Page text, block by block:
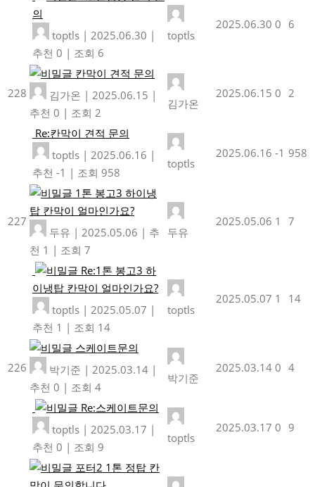
의
toptls | 2025.06.30 |
추천 0 | 조회 6
toptls
2025.06.30 0 6
228
칸막이 견적 문의
김가온 | 2025.06.15 |
추천 0 | 조회 2
김가온
2025.06.15 0 2
Re:칸막이 견적 문의
toptls | 2025.06.16 |
추천 -1 | 조회 958
toptls
2025.06.16 -1 958
227
1톤 봉고3 하이냉
탑 칸막이 얼마인가요?
두유 | 2025.05.06 | 추
천 1 | 조회 7
두유
2025.05.06 1 7
Re:1톤 봉고3 하
이냉탑 칸막이 얼마인가요?
toptls | 2025.05.07 |
추천 1 | 조회 14
toptls
2025.05.07 1 14
226
스케이트문의
박기준 | 2025.03.14 |
추천 0 | 조회 4
박기준
2025.03.14 0 4
Re:스케이트문의
toptls | 2025.03.17 |
추천 0 | 조회 9
toptls
2025.03.17 0 9
포터2 1톤 정탑 칸